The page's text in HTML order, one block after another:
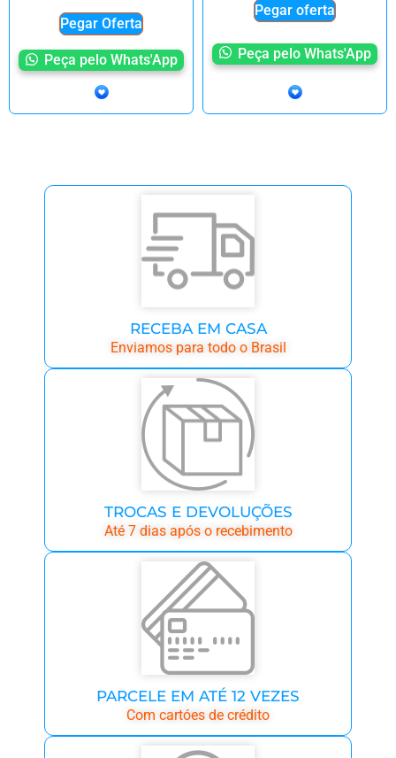
Pegar Oferta
Peça pelo Whats'App
Pegar oferta
Peça pelo Whats'App
RECEBA EM CASA
Enviamos para todo o Brasil
TROCAS E DEVOLUÇÕES
Até 7 dias após o recebimento
PARCELE EM ATÉ 12 VEZES
Com cartóes de crédito